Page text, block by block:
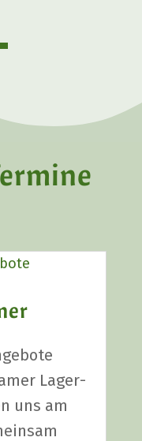
Lager­
uns am